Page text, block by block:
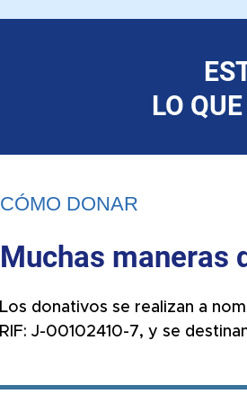
LO
CÓMO DONAR
Muchas maneras
Los donativos se realizan a
RIF: J-00102410-7, y se